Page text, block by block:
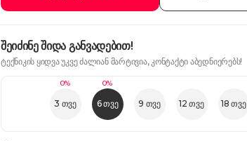
შეიძინე შიდა განვადებით!
ტექნიკის ყიდვა უკვე ძალიან მარტივია, კონტაქტი აბედნიერებს!
0%
3 თვე
0%
6 თვე 9 თვე 12 თვე 18 თვე